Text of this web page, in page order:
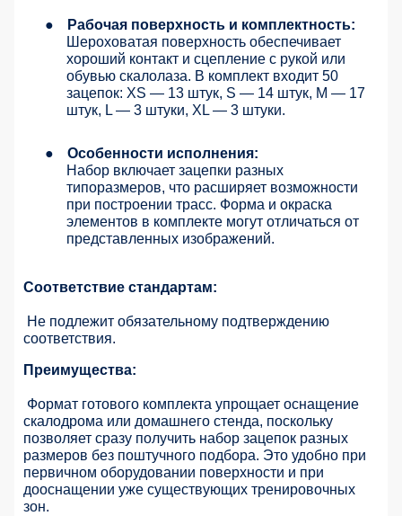
●
Рабочая поверхность и комплектность:
Шероховатая поверхность обеспечивает
хороший контакт и сцепление с рукой или
обувью скалолаза. В комплект входит 50
зацепок: XS — 13 штук, S — 14 штук, M — 17
штук, L — 3 штуки, XL — 3 штуки.
●
Особенности исполнения:
Набор включает зацепки разных
типоразмеров, что расширяет возможности
при построении трасс. Форма и окраска
элементов в комплекте могут отличаться от
представленных изображений.
Соответствие стандартам:
Не подлежит обязательному подтверждению
соответствия.
Преимущества:
Формат готового комплекта упрощает оснащение
скалодрома или домашнего стенда, поскольку
позволяет сразу получить набор зацепок разных
размеров без поштучного подбора. Это удобно при
первичном оборудовании поверхности и при
дооснащении уже существующих тренировочных
зон.